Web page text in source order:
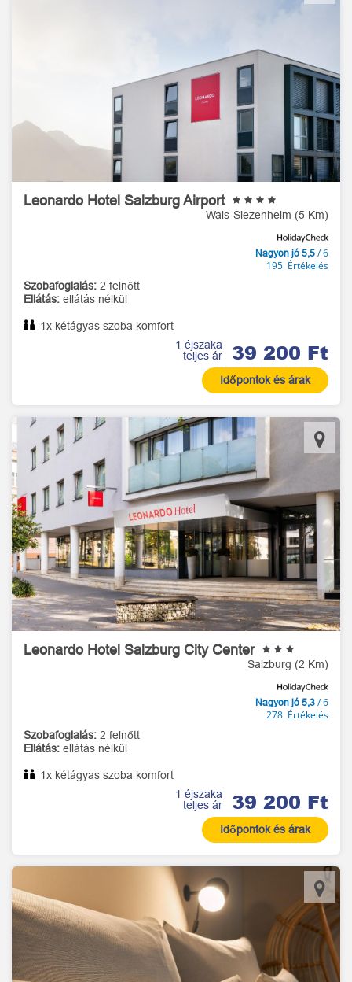
Leonardo Hotel Salzburg Airport
Wals-Siezenheim (5 Km)
Nagyon jó 5,5 / 6
195 Értékelés
Szobafoglalás: 2 felnőtt
Ellátás: ellátás nélkül
1x kétágyas szoba komfort
1 éjszaka
teljes ár
39 200 Ft
Időpontok és árak
Leonardo Hotel Salzburg City Center
Salzburg (2 Km)
Nagyon jó 5,3 / 6
278 Értékelés
Szobafoglalás: 2 felnőtt
Ellátás: ellátás nélkül
1x kétágyas szoba komfort
1 éjszaka
teljes ár
39 200 Ft
Időpontok és árak